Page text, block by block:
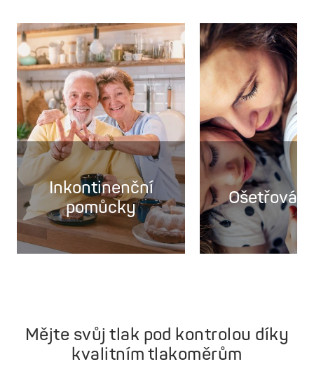
Inkontinenční
pomůcky
Mějte svůj tlak pod kontrolou díky
kvalitním tlakoměrům